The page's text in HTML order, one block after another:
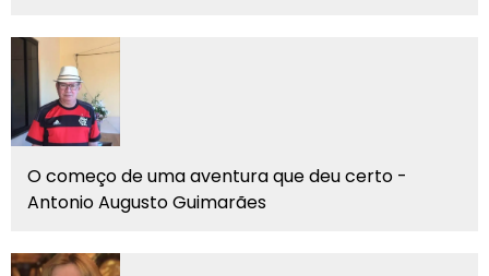
O começo de uma aventura que deu certo -
Antonio Augusto Guimarães